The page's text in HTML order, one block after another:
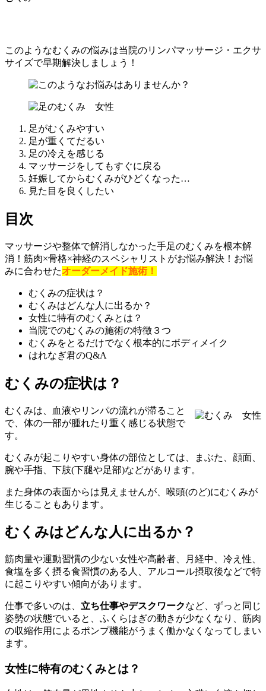
このようなむくみの悩みは当院のリンパマッサージ・エクサ
サイズで早期解決しましょう！
足がむくみやすい
足が重くてだるい
足の冷えを感じる
マッサージをしてもすぐに戻る
妊娠してからむくみがひどくなった…
見た目を良くしたい
目次
マッサージや整体で解消しなかった手足のむくみを根本解
消！筋肉×骨格×神経のスペシャリストがお悩み解決！お悩
みに合わせたオーダーメイド施術！
むくみの症状は？
むくみはどんな人に出るか？
女性に特有のむくみとは？
当院でのむくみの施術の特徴３つ
むくみをとるだけでなく根本的にボディメイク
はれなぎ君のQ&A
むくみの症状は？
むくみは、血液やリンパの流れが滞ること
で、体の一部が腫れたり重く感じる状態で
す。
むくみが起こりやすい身体の部位としては、まぶた、顔面、
腕や手指、下肢(下腿や足部)などがあります。
また身体の表面からは見えませんが、喉頭(のど)にむくみが
生じることもあります。
むくみはどんな人に出るか？
筋肉量や運動習慣の少ない女性や高齢者、月経中、冷え性、
食塩を多く摂る食習慣のある人、アルコール摂取後などで特
に起こりやすい傾向があります。
仕事で多いのは、 立ち仕事やデスクワークなど、ずっと同じ
姿勢の状態でいると、ふくらはぎの動きが少なくなり、筋肉
の収縮作用によるポンプ機能がうまく働かなくなってしまい
ます。
女性に特有のむくみとは？